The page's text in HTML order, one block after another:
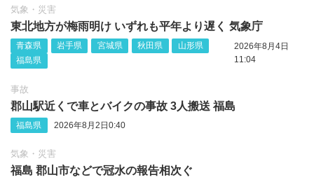
気象・災害
東北地方が梅雨明け いずれも平年より遅く 気象庁
青森県 岩手県 宮城県 秋田県
山形県
福島県
2026年8月4日
11:04
事故
郡山駅近くで車とバイクの事故 3人搬送 福島
福島県 2026年8月2日0:40
気象・災害
福島 郡山市などで冠水の報告相次ぐ